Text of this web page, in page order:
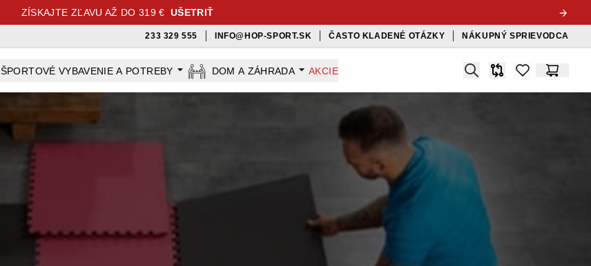
ZÍSKAJTE ZĽAVU AŽ DO 319 € UŠETRIŤ
233 329 555 INFO@HOP-SPORT.SK ČASTO KLADENÉ OTÁZKY NÁKUPNÝ SPRIEVODCA
ŠPORTOVÉ VYBAVENIE A POTREBY DOM A ZÁHRADA AKCIE Search
Porovnávač
items inKošík